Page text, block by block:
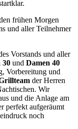
frühen Morgen
und aller Teilnehmer
Vorstands und aller
30 und Damen 40
Vorbereitung und
der Herren
Wir
und die Anlage am
perfekt aufgeräumt
noch